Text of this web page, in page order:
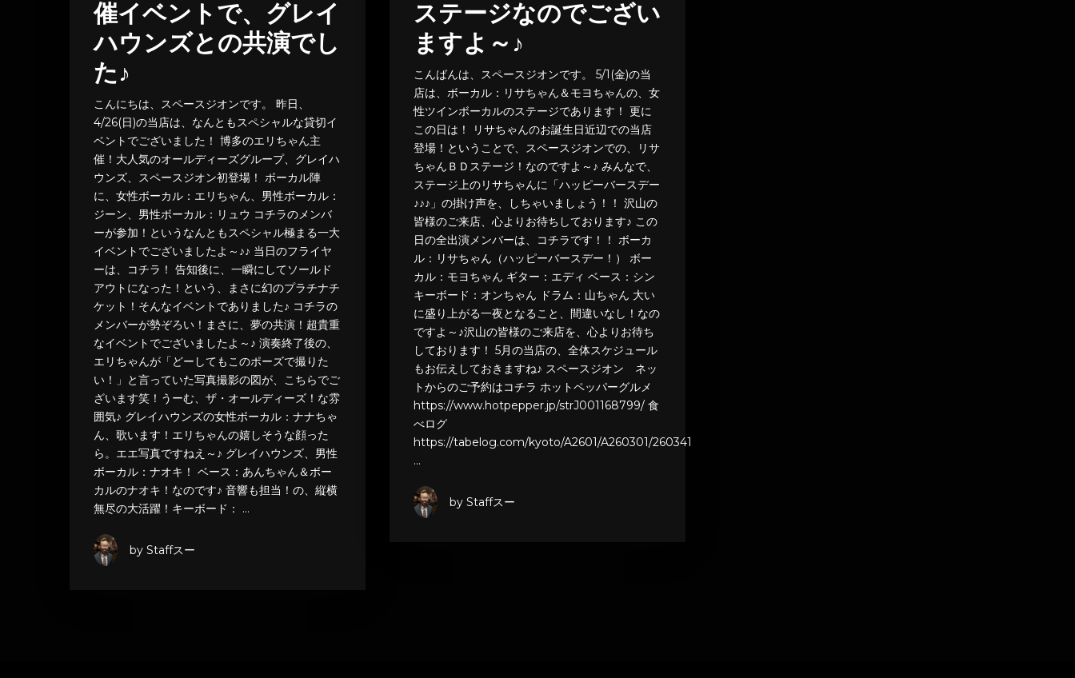
催イベントで、グレイ
ハウンズとの共演でし
た♪
こんにちは、スペースジオンです。 昨日、
4/26(日)の当店は、なんともスペシャルな貸切イ
ベントでございました！ 博多のエリちゃん主
催！大人気のオールディーズグループ、グレイハ
ウンズ、スペースジオン初登場！ ボーカル陣
に、女性ボーカル：エリちゃん、男性ボーカル：
ジーン、男性ボーカル：リュウ コチラのメンバ
ーが参加！というなんともスペシャル極まる一大
イベントでございましたよ～♪♪ 当日のフライヤ
ーは、コチラ！ 告知後に、一瞬にしてソールド
アウトになった！という、まさに幻のプラチナチ
ケット！そんなイベントでありました♪ コチラの
メンバーが勢ぞろい！まさに、夢の共演！超貴重
なイベントでございましたよ～♪ 演奏終了後の、
エリちゃんが「どーしてもこのポーズで撮りた
い！」と言っていた写真撮影の図が、こちらでご
ざいます笑！うーむ、ザ・オールディーズ！な雰
囲気♪ グレイハウンズの女性ボーカル：ナナちゃ
ん、歌います！エリちゃんの嬉しそうな顔った
ら。エエ写真ですねえ～♪ グレイハウンズ、男性
ボーカル：ナオキ！ ベース：あんちゃん＆ボー
カルのナオキ！なのです♪ 音響も担当！の、縦横
無尽の大活躍！キーボード： …
by Staffスー
ステージなのでござい
ますよ～♪
こんばんは、スペースジオンです。 5/1(金)の当
店は、ボーカル：リサちゃん＆モヨちゃんの、女
性ツインボーカルのステージであります！ 更に
この日は！ リサちゃんのお誕生日近辺での当店
登場！ということで、スペースジオンでの、リサ
ちゃんＢＤステージ！なのですよ～♪ みんなで、
ステージ上のリサちゃんに「ハッピーバースデー
♪♪♪」の掛け声を、しちゃいましょう！！ 沢山の
皆様のご来店、心よりお待ちしております♪ この
日の全出演メンバーは、コチラです！！ ボーカ
ル：リサちゃん（ハッピーバースデー！） ボー
カル：モヨちゃん ギター：エディ ベース：シン
キーボード：オンちゃん ドラム：山ちゃん 大い
に盛り上がる一夜となること、間違いなし！なの
ですよ～♪沢山の皆様のご来店を、心よりお待ち
しております！ 5月の当店の、全体スケジュール
もお伝えしておきますね♪ スペースジオン ネッ
トからのご予約はコチラ ホットペッパーグルメ
https://www.hotpepper.jp/strJ001168799/ 食
べログ
https://tabelog.com/kyoto/A2601/A260301/260341
…
by Staffスー